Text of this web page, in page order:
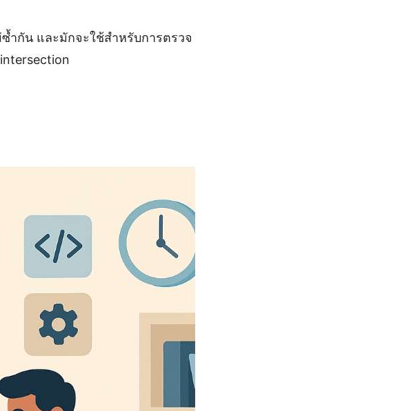
ำกัน และมักจะใช้สำหรับการตรวจ